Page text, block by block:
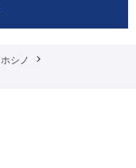
ホシノ